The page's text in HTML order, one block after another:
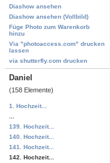
Diashow ansehen
Diashow ansehen (Vollbild)
Füge Photo zum Warenkorb
hinzu
Via "photoaccess.com" drucken
lassen
via shutterfly.com drucken
Daniel
(158 Elemente)
1. Hochzeit...
139. Hochzeit...
140. Hochzeit...
141. Hochzeit...
142. Hochzeit...